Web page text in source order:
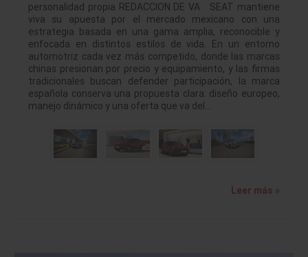
personalidad propia REDACCION DE VA SEAT mantiene
viva su apuesta por el mercado mexicano con una
estrategia basada en una gama amplia, reconocible y
enfocada en distintos estilos de vida. En un entorno
automotriz cada vez más competido, donde las marcas
chinas presionan por precio y equipamiento, y las firmas
tradicionales buscan defender participación, la marca
española conserva una propuesta clara: diseño europeo,
manejo dinámico y una oferta que va del…
Leer más »